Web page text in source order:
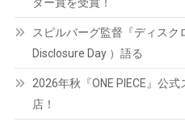
スピルバーグ監督『ディスク
Disclosure Day ）語る
2026年秋『ONE PIECE』公
店！